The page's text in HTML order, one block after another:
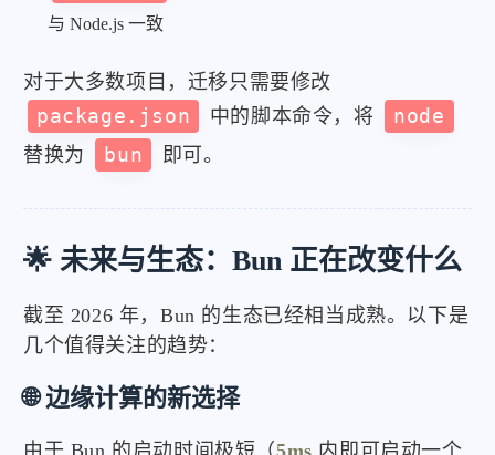
与 Node.js 一致
对于大多数项目，迁移只需要修改
package.json
中的脚本命令，将
node
替换为
bun 即可。
🌟 未来与生态：Bun 正在改变什么
截至 2026 年，Bun 的生态已经相当成熟。以下是
几个值得关注的趋势：
🌐 边缘计算的新选择
由于 Bun 的启动时间极短（5ms 内即可启动一个